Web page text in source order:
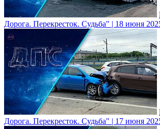
Дорога. Перекресток. Судьба" | 18 июня
Дорога. Перекресток. Судьба" | 17 июня